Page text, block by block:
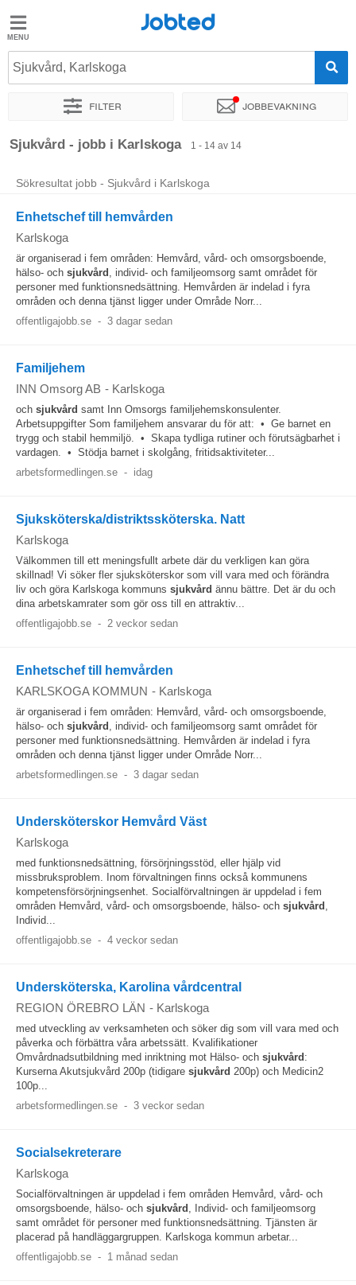
Jobted
Jobb
Jobted
Sjukvård, Karlskoga
Filter Jobbevakning
Sortera efter Exakt plats Rekryterare
Sjukvård - jobb i Karlskoga 1 - 14 av 14
Sökresultat jobb - Sjukvård i Karlskoga
Enhetschef till hemvården
Karlskoga
är organiserad i fem områden: Hemvård, vård- och omsorgsboende,
hälso- och sjukvård , individ- och familjeomsorg samt området för
personer med funktionsnedsättning. Hemvården är indelad i fyra
områden och denna tjänst ligger under Område Norr...
offentligajobb.se - 3 dagar sedan
Familjehem
INN Omsorg AB - Karlskoga
och sjukvård samt Inn Omsorgs familjehemskonsulenter.
Arbetsuppgifter Som familjehem ansvarar du för att: • Ge barnet en
trygg och stabil hemmiljö. • Skapa tydliga rutiner och förutsägbarhet i
vardagen. • Stödja barnet i skolgång, fritidsaktiviteter...
arbetsformedlingen.se - idag
Sjuksköterska/distriktssköterska. Natt
Karlskoga
Välkommen till ett meningsfullt arbete där du verkligen kan göra
skillnad! Vi söker fler sjuksköterskor som vill vara med och förändra
liv och göra Karlskoga kommuns sjukvård ännu bättre. Det är du och
dina arbetskamrater som gör oss till en attraktiv...
offentligajobb.se - 2 veckor sedan
Enhetschef till hemvården
KARLSKOGA KOMMUN - Karlskoga
är organiserad i fem områden: Hemvård, vård- och omsorgsboende,
hälso- och sjukvård , individ- och familjeomsorg samt området för
personer med funktionsnedsättning. Hemvården är indelad i fyra
områden och denna tjänst ligger under Område Norr...
arbetsformedlingen.se - 3 dagar sedan
Undersköterskor Hemvård Väst
Karlskoga
med funktionsnedsättning, försörjningsstöd, eller hjälp vid
missbruksproblem. Inom förvaltningen finns också kommunens
kompetensförsörjningsenhet. Socialförvaltningen är uppdelad i fem
områden Hemvård, vård- och omsorgsboende, hälso- och sjukvård ,
Individ...
offentligajobb.se - 4 veckor sedan
Undersköterska, Karolina vårdcentral
REGION ÖREBRO LÄN - Karlskoga
med utveckling av verksamheten och söker dig som vill vara med och
påverka och förbättra våra arbetssätt. Kvalifikationer
Omvårdnadsutbildning med inriktning mot Hälso- och sjukvård :
Kurserna Akutsjukvård 200p (tidigare sjukvård 200p) och Medicin2
100p...
arbetsformedlingen.se - 3 veckor sedan
Socialsekreterare
Karlskoga
Socialförvaltningen är uppdelad i fem områden Hemvård, vård- och
omsorgsboende, hälso- och sjukvård , Individ- och familjeomsorg
samt området för personer med funktionsnedsättning. Tjänsten är
placerad på handläggargruppen. Karlskoga kommun arbetar...
offentligajobb.se - 1 månad sedan